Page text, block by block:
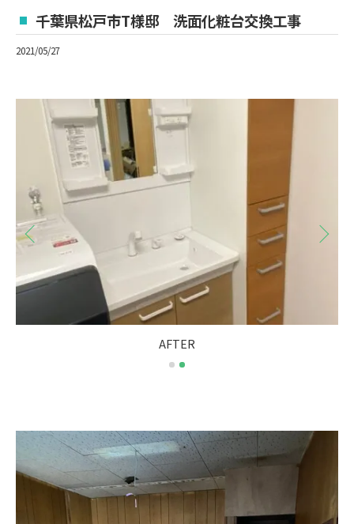
千葉県松戸市T様邸 洗面化粧台交換工事
2021/05/27
BEFORE